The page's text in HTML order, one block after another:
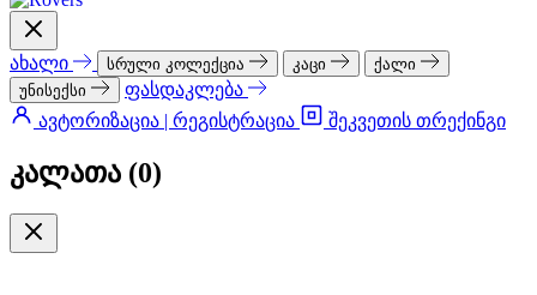
ახალი სრული კოლექცია კაცი
ქალი
უნისექსი
ფასდაკლება
ავტორიზაცია | რეგისტრაცია
შეკვეთის თრექინგი
კალათა (0)